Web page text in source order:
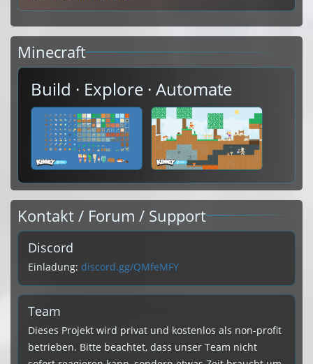
Minecraft
Build · Explore · Automate
Kontakt / Forum / Support
Discord
Einladung: discord.gg/QMfeMFY
Team
Dieses Projekt wird privat und kostenlos als non-profit
betrieben. Bitte beachtet, dass unser Team nicht